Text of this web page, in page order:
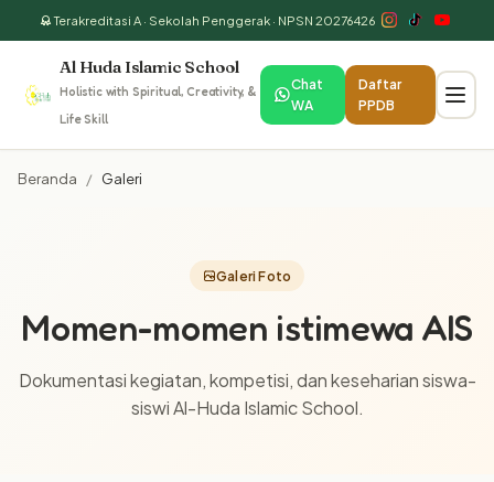
Terakreditasi A · Sekolah Penggerak · NPSN 20276426
Al Huda Islamic School
Holistic with Spiritual, Creativity, &
Life Skill
Chat
WA
Daftar
PPDB
Beranda / Galeri
Galeri Foto
Momen-momen istimewa AIS
Dokumentasi kegiatan, kompetisi, dan keseharian siswa-
siswi Al-Huda Islamic School.